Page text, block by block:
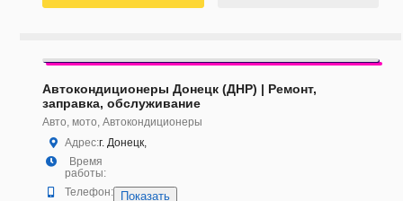
Автокондиционеры Донецк (ДНР) | Ремонт,
заправка, обслуживание
Авто, мото, Автокондиционеры
Адрес:г. Донецк,
Время
работы:
Телефон:
Показать